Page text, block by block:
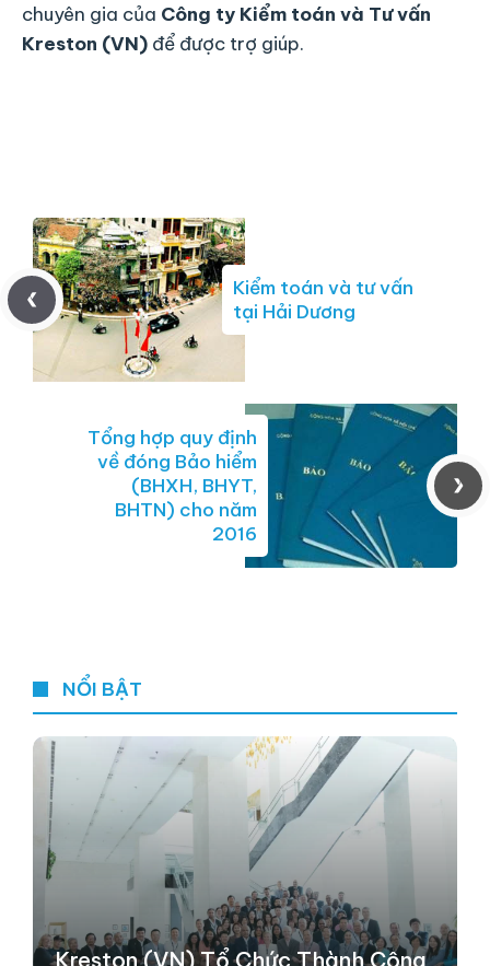
chuyên gia của Công ty Kiểm toán và Tư vấn
Kreston (VN) để được trợ giúp.
Kiểm toán và tư vấn
tại Hải Dương
Tổng hợp quy định
về đóng Bảo hiểm
(BHXH, BHYT,
BHTN) cho năm
2016
NỔI BẬT
Kreston (VN) Tổ Chức Thành Công